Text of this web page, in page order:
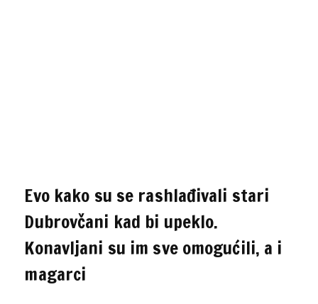
Evo kako su se rashlađivali stari
Dubrovčani kad bi upeklo.
Konavljani su im sve omogućili, a i
magarci